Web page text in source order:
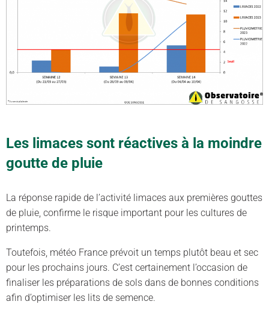
Les limaces sont réactives à la moindre
goutte de pluie
La réponse rapide de l’activité limaces aux premières gouttes
de pluie, confirme le risque important pour les cultures de
printemps.
Toutefois, météo France prévoit un temps plutôt beau et sec
pour les prochains jours. C’est certainement l’occasion de
finaliser les préparations de sols dans de bonnes conditions
afin d’optimiser les lits de semence.